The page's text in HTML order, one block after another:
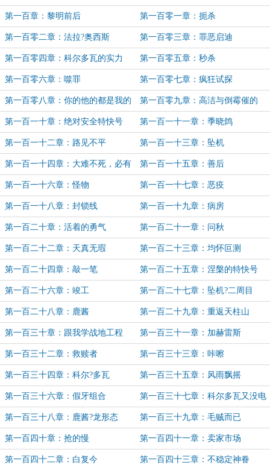
第一百章：黎明前后 第一百零一章：扼杀
第一百零二章：法拉?奥西斯 第一百零三章：罪恶启迪
第一百零四章：科尔多瓦的实力 第一百零五章：秒杀
第一百零六章：噬罪 第一百零七章：疯狂试探
第一百零八章：你的他的都是我的 第一百零九章：高洁与倒霉催的
第一百一十章：绝对安全特快号 第一百一十一章：季晓鸽
第一百一十二章：路见不平 第一百一十三章：坠机
第一百一十四章：大难不死，必有
后坑
第一百一十五章：善后
第一百一十六章：怪物 第一百一十七章：恶疫
第一百一十八章：封锁线 第一百一十九章：病房
第一百二十章：活着的勇气 第一百二十一章：问秋
第一百二十二章：天真无瑕 第一百二十三章：均怀叵测
第一百二十四章：敲一笔 第一百二十五章：涅槃的特快号
第一百二十六章：竣工 第一百二十七章：坠机?二周目
第一百二十八章：鹿酱 第一百二十九章：重返天柱山
第一百三十章：跟我学战地工程
吧！
第一百三十一章：加赫雷斯
第一百三十二章：救赎者 第一百三十三章：咔嚓
第一百三十四章：科尔?多瓦 第一百三十五章：风雨飘摇
第一百三十六章：假牙组合 第一百三十七章：科尔多瓦又没电
了
第一百三十八章：鹿酱?龙形态 第一百三十九章：毛贼而已
第一百四十章：抢的慢 第一百四十一章：卖家市场
第一百四十二章：白复今 第一百四十三章：不稳定神眷